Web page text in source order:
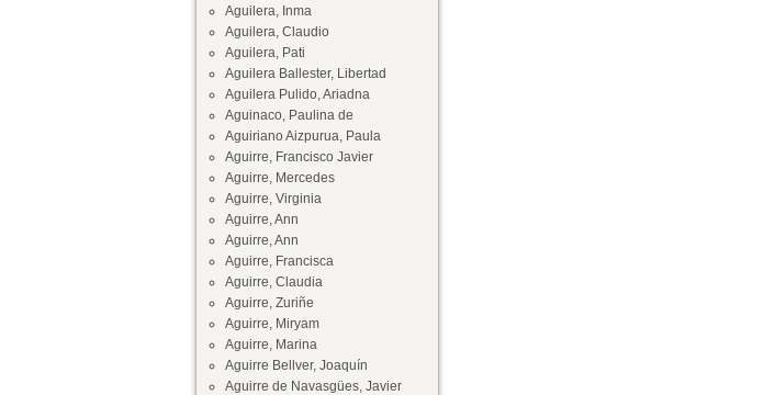
Aguilera, Inma
Aguilera, Claudio
Aguilera, Pati
Aguilera Ballester, Libertad
Aguilera Pulido, Ariadna
Aguinaco, Paulina de
Aguiriano Aizpurua, Paula
Aguirre, Francisco Javier
Aguirre, Mercedes
Aguirre, Virginia
Aguirre, Ann
Aguirre, Ann
Aguirre, Francisca
Aguirre, Claudia
Aguirre, Zuriñe
Aguirre, Miryam
Aguirre, Marina
Aguirre Bellver, Joaquín
Aguirre de Navasgües, Javier